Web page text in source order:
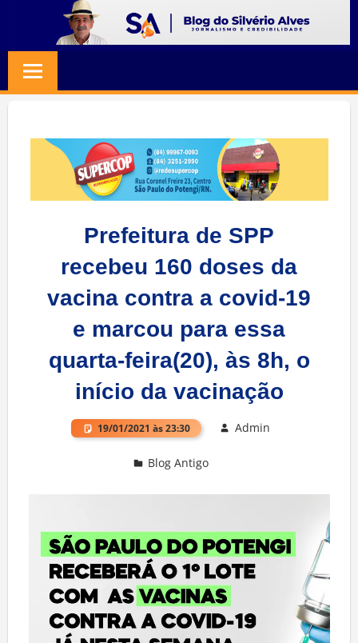
content
SILVERIO
ALVES
Jornalismo
Credibilidade
Prefeitura de SPP
recebeu 160 doses da
vacina contra a covid-19
e marcou para essa
quarta-feira(20), às 8h, o
início da vacinação
19/01/2021 às 23:30 Admin
Blog Antigo